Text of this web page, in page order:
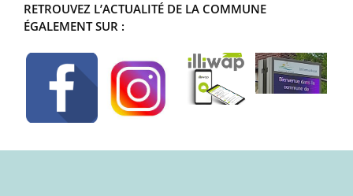
RETROUVEZ L’ACTUALITÉ DE LA COMMUNE
ÉGALEMENT SUR :